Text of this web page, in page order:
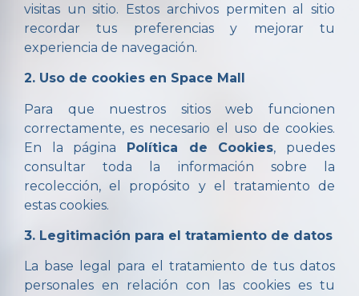
visitas un sitio. Estos archivos permiten al sitio
recordar tus preferencias y mejorar tu
experiencia de navegación.
2. Uso de cookies en Space Mall
Para que nuestros sitios web funcionen
correctamente, es necesario el uso de cookies.
En la página Política de Cookies, puedes
consultar toda la información sobre la
recolección, el propósito y el tratamiento de
estas cookies.
3. Legitimación para el tratamiento de datos
La base legal para el tratamiento de tus datos
personales en relación con las cookies es tu